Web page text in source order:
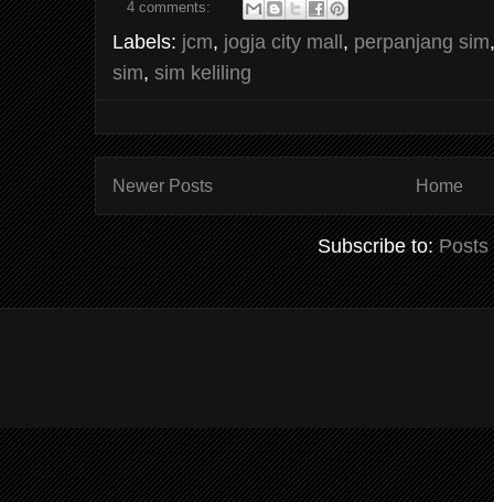
4 comments:
Labels: jcm, jogja city mall , perpanjang sim
sim, sim keliling
Newer Posts Home
Subscribe to:Posts